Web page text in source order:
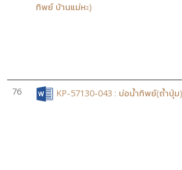
ทิพย์ บ้านแม่หะ)
76 KP-57130-043 : บ่อน้ำทิพย์(ถ้ำปุ่ม)